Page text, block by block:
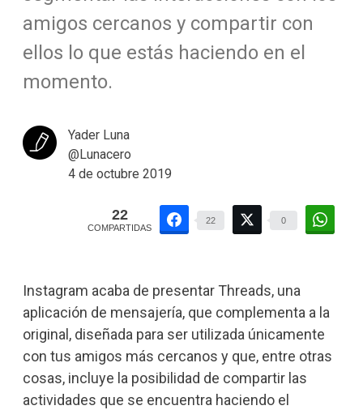
amigos cercanos y compartir con
ellos lo que estás haciendo en el
momento.
Yader Luna
@Lunacero
4 de octubre 2019
22
COMPARTIDAS
22 0
Instagram acaba de presentar Threads, una
aplicación de mensajería, que complementa a la
original, diseñada para ser utilizada únicamente
con tus amigos más cercanos y que, entre otras
cosas, incluye la posibilidad de compartir las
actividades que se encuentra haciendo el